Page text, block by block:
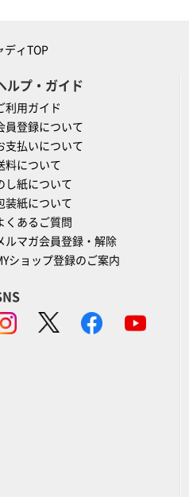
ディTOP
ルプ・ガイド
利用ガイド
員登録について
支払いについて
料について
し紙について
装紙について
くあるご質問
ルマガ会員登録・解除
ショップ登録のご案内